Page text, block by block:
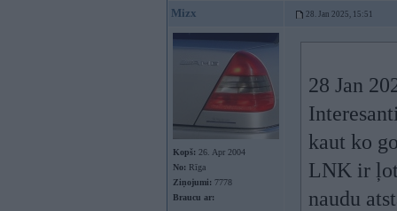
Mizx 28. Jan 2025, 15:51
Kopš: 26. Apr 2004
No: Rīga
Ziņojumi: 7778
Braucu ar:
28 Jan
kaut ko
LNK ir
naudu